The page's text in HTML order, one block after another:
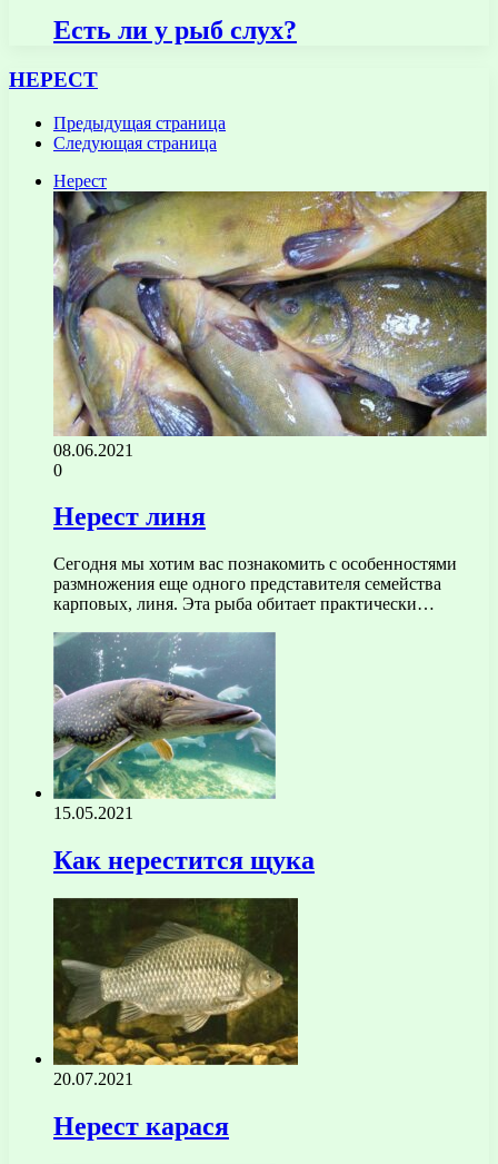
Есть ли у рыб слух?
НЕРЕСТ
Предыдущая страница
Следующая страница
Нерест
08.06.2021
0
Нерест линя
Сегодня мы хотим вас познакомить с особенностями
размножения еще одного представителя семейства
карповых, линя. Эта рыба обитает практически…
15.05.2021
Как нерестится щука
20.07.2021
Нерест карася